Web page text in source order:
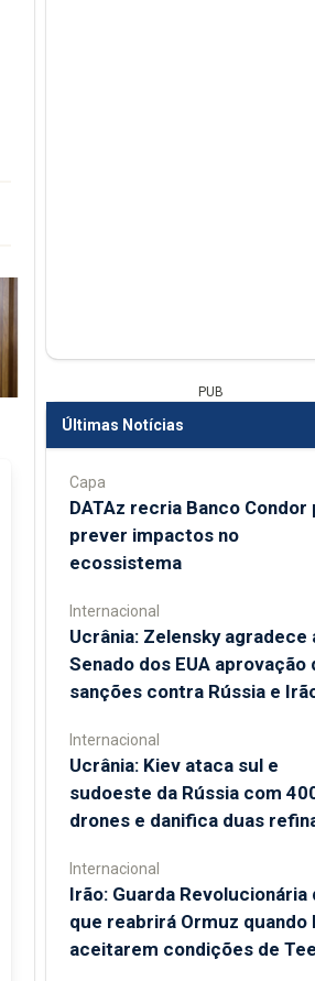
PUB
Últimas Notícias
Capa
DATAz recria Banco Condor
prever impactos no
ecossistema
Internacional
Ucrânia: Zelensky agradece
Senado dos EUA aprovação
sanções contra Rússia e
Internacional
Ucrânia: Kiev ataca sul e
sudoeste da Rússia com
drones e danifica duas
Internacional
Irão: Guarda Revolucionária
que reabrirá Ormuz quando
aceitarem condições de